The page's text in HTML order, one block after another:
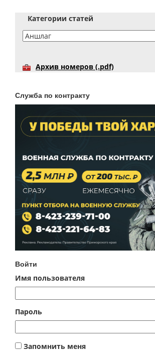
Категории статей
Архив номеров (.pdf)
Служба по контракту
Войти
Имя пользователя
Пароль
Запомнить меня